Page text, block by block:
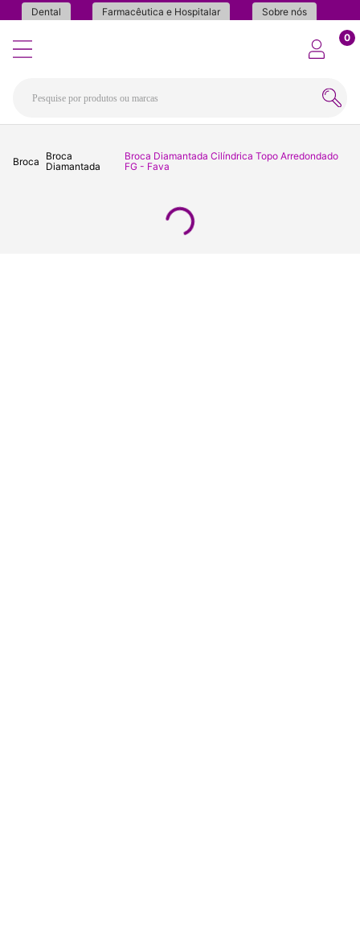
Dental Farmacêutica e Hospitalar Sobre nós
0
Broca
Broca
Diamantada
Broca Diamantada Cilíndrica Topo Arredondado
FG - Fava